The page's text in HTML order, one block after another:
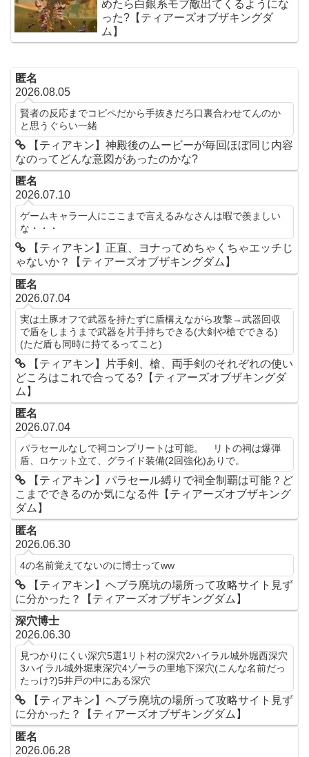
めたら白銀系モブ敵出てくるようにな
った?【ティアーズオブザキングダ
ム】
匿名
2026.08.05
賢者の反応までコピペだから手抜きだろ口裏合わせてんのか
と思うぐらい一緒
【ティアキン】神殿後のムービーが毎回ほぼ同じ内容
なのってどんな意図があったのかな?
匿名
2026.07.10
ゲームキャラ一人にここまで言えるみなさんは暇で羨ましい
な・・・
【ティアキン】正直、ヨナってめちゃくちゃエッチじ
ゃないか？【ティアーズオブザキングダム】
匿名
2026.07.04
実は土豚オフで武器を持たずに盾構えながら攻撃→武器回収
で盾をしまうまで武器を片手持ちできる(大剣や槍でできる)
(ただ盾も同時に持てるってこと)
【ティアキン】片手剣、槍、両手剣のそれぞれの使い
どころはこれで合ってる?【ティアーズオブザキングダ
ム】
匿名
2026.07.04
パラセールなしで祠コンプリートは可能。 リトの祠は爆弾
盾、ロケット立て、グライド装備(2回強化)ありで。
【ティアキン】パラセール縛りで祠全制覇は可能？ど
こまでできるのか気になる件【ティアーズオブザキング
ダム】
匿名
2026.06.30
4の名前覚えてないのに博士ってww
【ティアキン】ヘブラ廃坑の場所って攻略サイト見ず
に分かった？【ティアーズオブザキングダム】
深穴博士
2026.06.30
見つかりにくい深穴5選1リト村の深穴2ハイラル城外堀西深穴
3ハイラル城外堀東深穴4ゾーラの里地下深穴(こんな名前だっ
たっけ?)5井戸の中にある深穴
【ティアキン】ヘブラ廃坑の場所って攻略サイト見ず
に分かった？【ティアーズオブザキングダム】
匿名
2026.06.28